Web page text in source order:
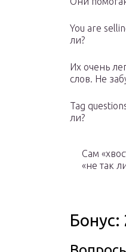
You are
ли?
Их очень
слов. Не
Tag
ли?
Сам
«не так